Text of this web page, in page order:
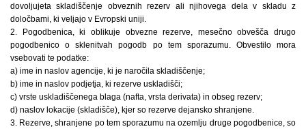
dovoljujeta skladiščenje obveznih rezerv ali njihovega dela v skladu z
določbami, ki veljajo v Evropski uniji.
2. Pogodbenica, ki oblikuje obvezne rezerve, mesečno obvešča drugo
pogodbenico o sklenitvah pogodb po tem sporazumu. Obvestilo mora
vsebovati te podatke:
a) ime in naslov agencije, ki je naročila skladiščenje;
b) ime in naslov podjetja, ki rezerve uskladišči;
c) vrste uskladiščenega blaga (nafta, vrsta derivata) in obseg rezerv;
d) naslov lokacije (skladišče), kjer so rezerve dejansko shranjene.
3. Rezerve, shranjene po tem sporazumu na ozemlju druge pogodbenice, so